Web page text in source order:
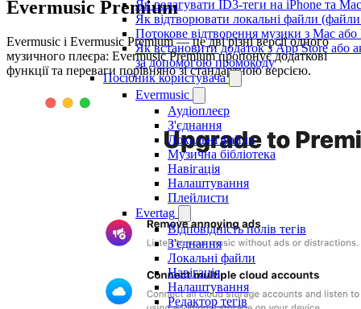
Як редагувати ID3-теги на iPhone та Mac
Як відтворювати локальні файли
Потокове відтворення музики з Mac
Як встановити додаток з App Store або
за допомогою промокоду
Посібник користувача
Evermusic
Аудіоплеєр
З'єднання
Локальні файли
Музична бібліотека
Навігація
Налаштування
Плейлисти
Evertag
Відповідність полів тегів
З'єднання
Локальні файли
Навігація
Налаштування
Редактор тегів
Evermusic Premium
Evermusic і Evermusic Premium — це дві різні версії одного
музичного плеєра: Evermusic Premium пропонує додаткові
функції та переваги порівняно зі стандартною версією.